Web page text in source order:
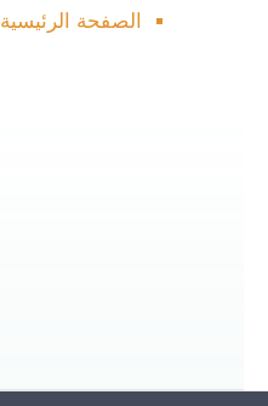
الصفحة الرئيسية